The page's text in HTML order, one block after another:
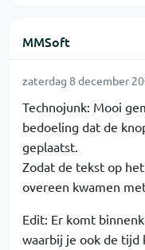
MMSoft
zaterdag 8 december
Technojunk: Mooi
bedoeling dat de
geplaatst.
Zodat de tekst op
overeen kwamen
Edit: Er komt
waarbij je ook de